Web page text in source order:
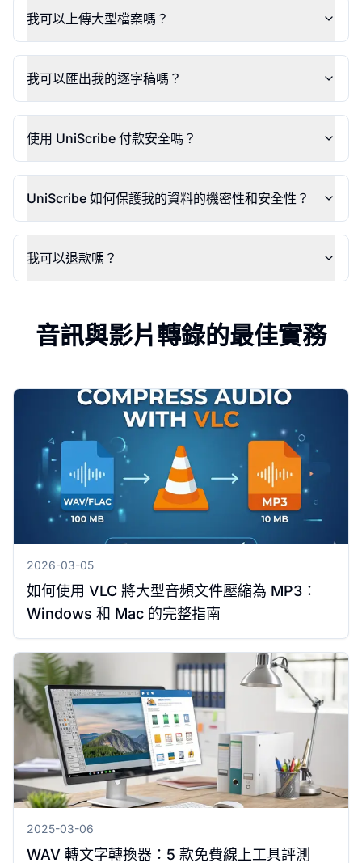
我可以上傳大型檔案嗎？
我可以匯出我的逐字稿嗎？
使用 UniScribe 付款安全嗎？
UniScribe 如何保護我的資料的機密性和安全性？
我可以退款嗎？
音訊與影片轉錄的最佳實務
2026-03-05
如何使用 VLC 將大型音頻文件壓縮為 MP3：
Windows 和 Mac 的完整指南
2025-03-06
WAV 轉文字轉換器：5 款免費線上工具評測